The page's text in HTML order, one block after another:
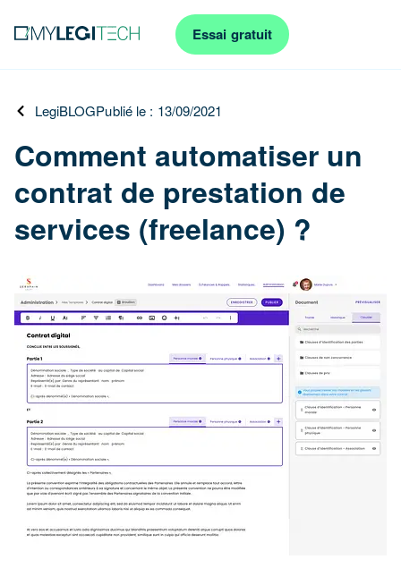
Essai gratuit
LegiBLOGPublié le : 13/09/2021
Comment automatiser un
contrat de prestation de
services (freelance) ?